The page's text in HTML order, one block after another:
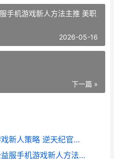
手机游戏新人方法主推 美职
2026-05-16
下一篇 »
《逆天纪》公益服手机游戏新人策略 逆天纪官方正版
《美职篮：绝对巨星》公益服手机游戏新人方法主推 美职篮球